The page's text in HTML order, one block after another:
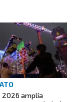
2026 amplía